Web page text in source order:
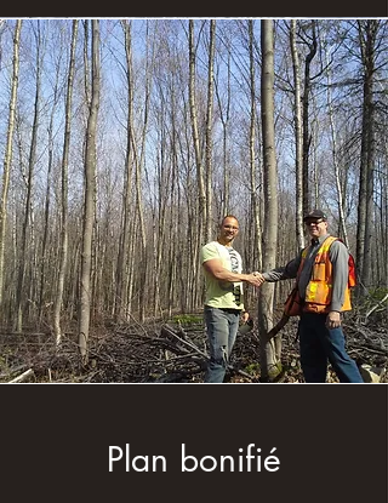
Plan bonifié